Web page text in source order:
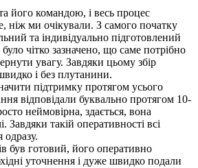
його командою, і весь процес
ніж ми очікували. З самого початку
та індивідуально підготовлений
чітко зазначено, що саме потрібно
увагу. Завдяки цьому збір
і без плутанини.
підтримку протягом усього
відповідали буквально протягом 10-
неймовірна, здається, вона
Завдяки такій оперативності всі
був готовий, його оперативно
уточнення і дуже швидко подали